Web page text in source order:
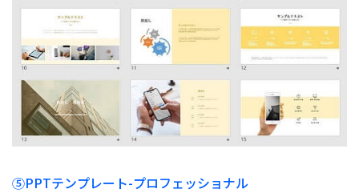
⑤PPTテンプレート-プロフェッショナル